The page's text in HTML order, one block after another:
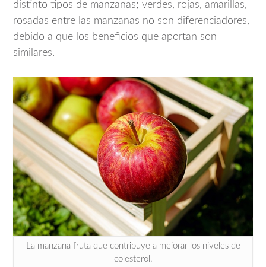
distinto tipos de manzanas; verdes, rojas, amarillas,
rosadas entre las manzanas no son diferenciadores,
debido a que los beneficios que aportan son
similares.
La manzana fruta que contribuye a mejorar los niveles de
colesterol.